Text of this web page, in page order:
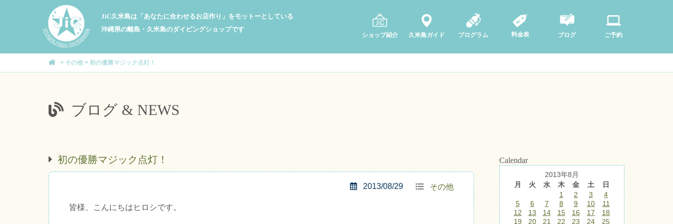
JiC久米島は「あなたに合わせるお店作り」をモットーとしている
沖縄県の離島・久米島のダイビングショップです
ショップ紹介 久米島ガイド プログラム 料金表 ブログ ご予約
> その他 > 初の優勝マジック点灯！
ブログ & NEWS
初の優勝マジック点灯！
その他
2013/08/29
皆様、こんにちはヒロシです。
Calendar
2013年8月
月
火 水 木 金 土
日
1
2 3
4
5
6 7 8 9 10
11
12
13 14 15 16 17
18
19
20 21 22 23 24 25